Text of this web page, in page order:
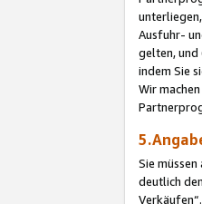
Ausfuhr-
gelten, und
indem Sie
Wir
Sie
deutlich